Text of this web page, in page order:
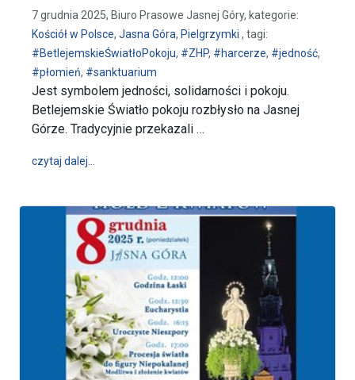
7 grudnia 2025, Biuro Prasowe Jasnej Góry, kategorie:
Kościół w Polsce, Jasna Góra, Pielgrzymki , tagi:
#BetlejemskieŚwiatłoPokoju, #ZHP, #harcerze, #jedność,
#płomień, #sanktuarium
Jest symbolem jedności, solidarności i pokoju.
Betlejemskie Światło pokoju rozbłysło na Jasnej
Górze. Tradycyjnie przekazali …
czytaj dalej…